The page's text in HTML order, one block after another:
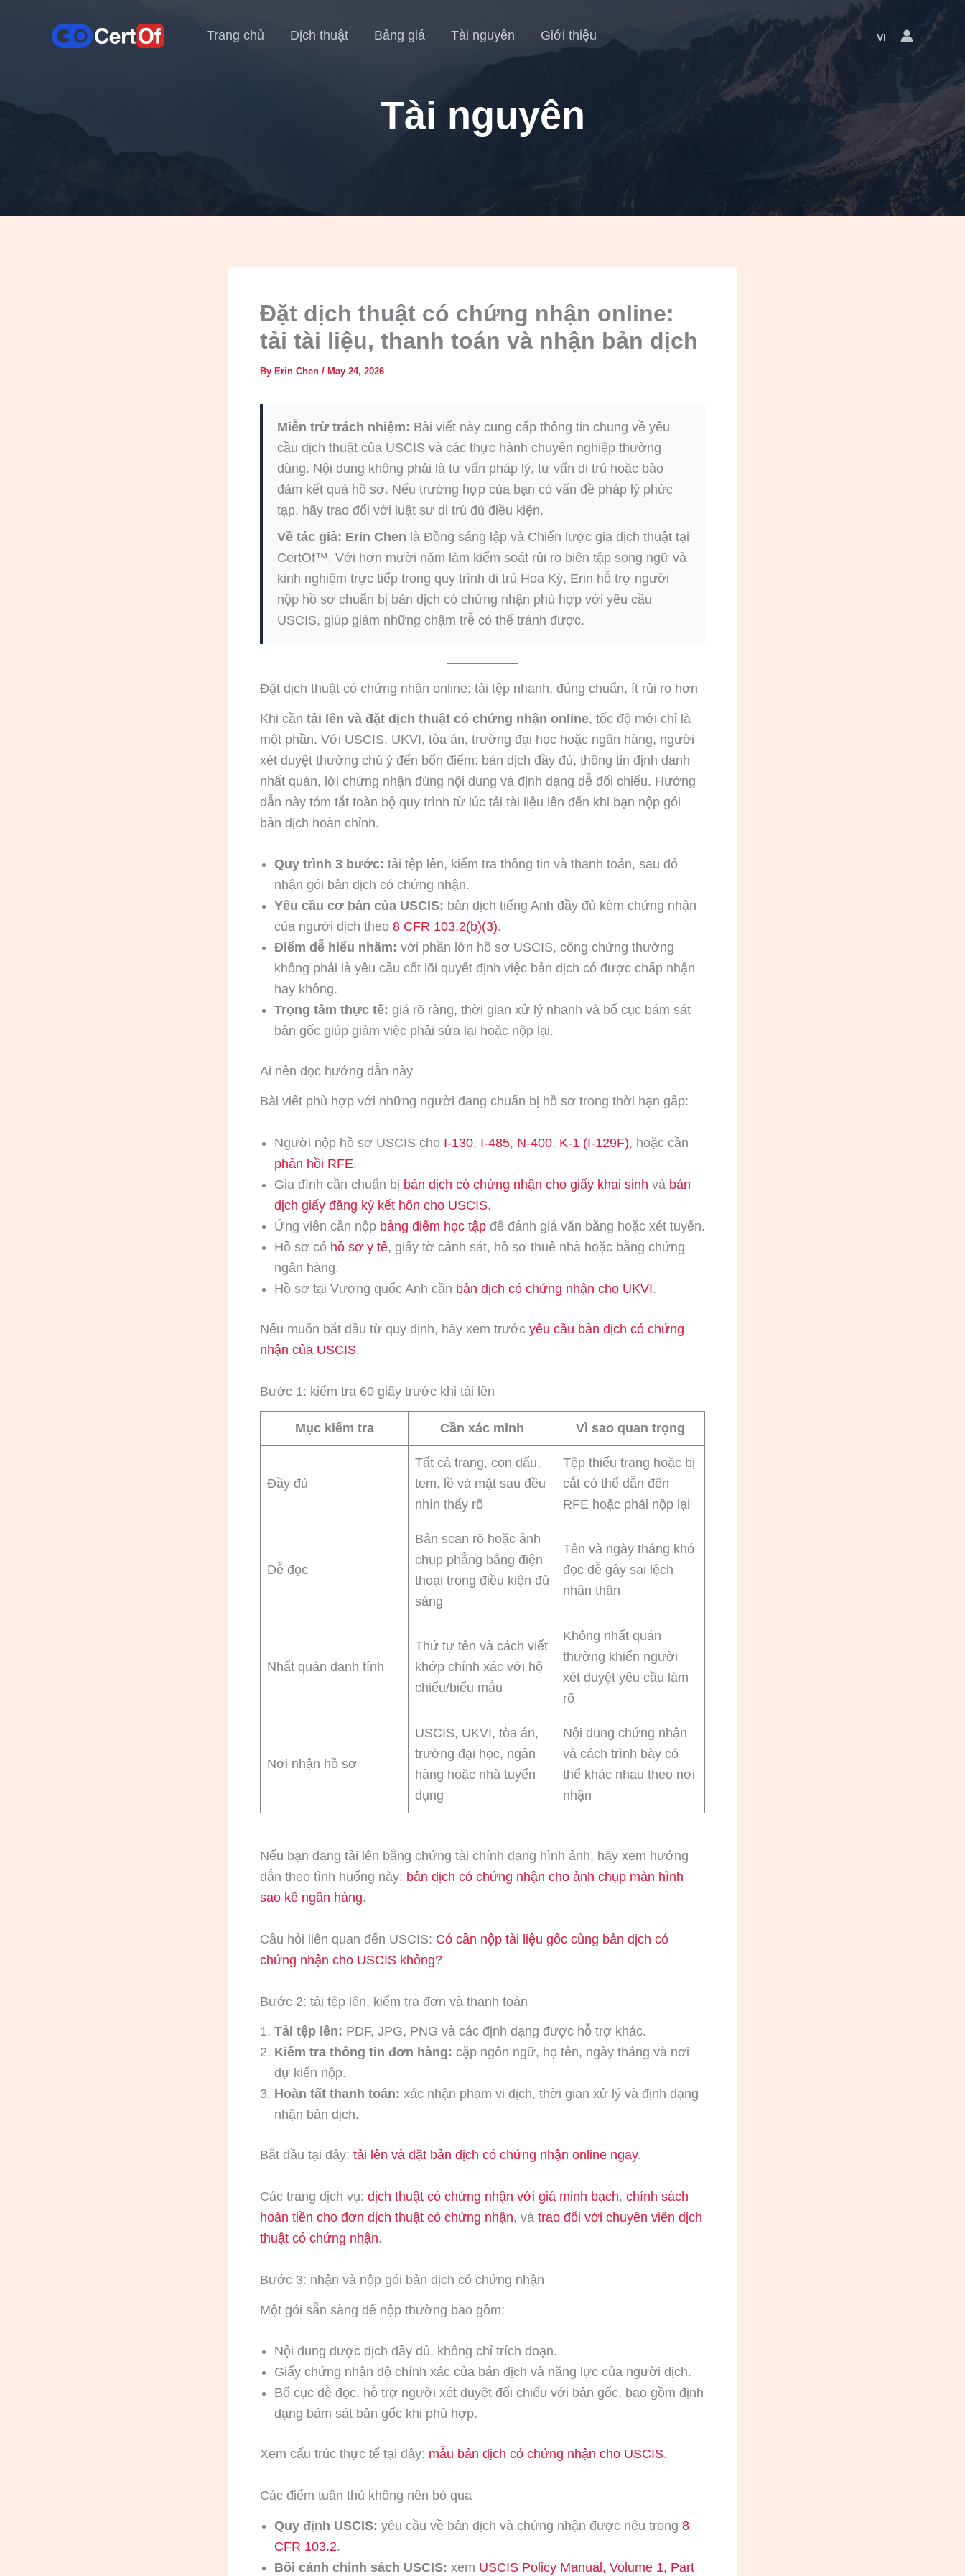
Trang chủ Dịch thuật Bảng giá Tài nguyên Giới thiệu VILanguage
Switcher
Tài nguyên
Đặt dịch thuật có chứng nhận online:
tải tài liệu, thanh toán và nhận bản dịch
By Erin Chen / May 24, 2026
Miễn trừ trách nhiệm: Bài viết này cung cấp thông tin chung về yêu
cầu dịch thuật của USCIS và các thực hành chuyên nghiệp thường
dùng. Nội dung không phải là tư vấn pháp lý, tư vấn di trú hoặc bảo
đảm kết quả hồ sơ. Nếu trường hợp của bạn có vấn đề pháp lý phức
tạp, hãy trao đổi với luật sư di trú đủ điều kiện.
Về tác giả: Erin Chen là Đồng sáng lập và Chiến lược gia dịch thuật tại
CertOf™. Với hơn mười năm làm kiểm soát rủi ro biên tập song ngữ và
kinh nghiệm trực tiếp trong quy trình di trú Hoa Kỳ, Erin hỗ trợ người
nộp hồ sơ chuẩn bị bản dịch có chứng nhận phù hợp với yêu cầu
USCIS, giúp giảm những chậm trễ có thể tránh được.
Đặt dịch thuật có chứng nhận online: tải tệp nhanh, đúng chuẩn, ít rủi ro hơn
Khi cần tải lên và đặt dịch thuật có chứng nhận online, tốc độ mới chỉ là
một phần. Với USCIS, UKVI, tòa án, trường đại học hoặc ngân hàng, người
xét duyệt thường chú ý đến bốn điểm: bản dịch đầy đủ, thông tin định danh
nhất quán, lời chứng nhận đúng nội dung và định dạng dễ đối chiếu. Hướng
dẫn này tóm tắt toàn bộ quy trình từ lúc tải tài liệu lên đến khi bạn nộp gói
bản dịch hoàn chỉnh.
Quy trình 3 bước: tải tệp lên, kiểm tra thông tin và thanh toán, sau đó
nhận gói bản dịch có chứng nhận.
Yêu cầu cơ bản của USCIS: bản dịch tiếng Anh đầy đủ kèm chứng nhận
của người dịch theo 8 CFR 103.2(b)(3).
Điểm dễ hiểu nhầm: với phần lớn hồ sơ USCIS, công chứng thường
không phải là yêu cầu cốt lõi quyết định việc bản dịch có được chấp nhận
hay không.
Trọng tâm thực tế: giá rõ ràng, thời gian xử lý nhanh và bố cục bám sát
bản gốc giúp giảm việc phải sửa lại hoặc nộp lại.
Ai nên đọc hướng dẫn này
Bài viết phù hợp với những người đang chuẩn bị hồ sơ trong thời hạn gấp:
Người nộp hồ sơ USCIS cho I-130, I-485, N-400, K-1 (I-129F), hoặc cần
phản hồi RFE.
Gia đình cần chuẩn bị bản dịch có chứng nhận cho giấy khai sinh và bản
dịch giấy đăng ký kết hôn cho USCIS.
Ứng viên cần nộp bảng điểm học tập để đánh giá văn bằng hoặc xét tuyển.
Hồ sơ có hồ sơ y tế, giấy tờ cảnh sát, hồ sơ thuê nhà hoặc bằng chứng
ngân hàng.
Hồ sơ tại Vương quốc Anh cần bản dịch có chứng nhận cho UKVI.
Nếu muốn bắt đầu từ quy định, hãy xem trước yêu cầu bản dịch có chứng
nhận của USCIS.
Bước 1: kiểm tra 60 giây trước khi tải lên
Mục kiểm tra Cần xác minh Vì sao quan trọng
Đầy đủ
Tất cả trang, con dấu,
tem, lề và mặt sau đều
nhìn thấy rõ
Tệp thiếu trang hoặc bị
cắt có thể dẫn đến
RFE hoặc phải nộp lại
Dễ đọc
Bản scan rõ hoặc ảnh
chụp phẳng bằng điện
thoại trong điều kiện đủ
sáng
Tên và ngày tháng khó
đọc dễ gây sai lệch
nhân thân
Nhất quán danh tính
Thứ tự tên và cách viết
khớp chính xác với hộ
chiếu/biểu mẫu
Không nhất quán
thường khiến người
xét duyệt yêu cầu làm
rõ
Nơi nhận hồ sơ
USCIS, UKVI, tòa án,
trường đại học, ngân
hàng hoặc nhà tuyển
dụng
Nội dung chứng nhận
và cách trình bày có
thể khác nhau theo nơi
nhận
Nếu bạn đang tải lên bằng chứng tài chính dạng hình ảnh, hãy xem hướng
dẫn theo tình huống này: bản dịch có chứng nhận cho ảnh chụp màn hình
sao kê ngân hàng.
Câu hỏi liên quan đến USCIS: Có cần nộp tài liệu gốc cùng bản dịch có
chứng nhận cho USCIS không?
Bước 2: tải tệp lên, kiểm tra đơn và thanh toán
Tải tệp lên: PDF, JPG, PNG và các định dạng được hỗ trợ khác.
Kiểm tra thông tin đơn hàng: cặp ngôn ngữ, họ tên, ngày tháng và nơi
dự kiến nộp.
Hoàn tất thanh toán: xác nhận phạm vi dịch, thời gian xử lý và định dạng
nhận bản dịch.
Bắt đầu tại đây: tải lên và đặt bản dịch có chứng nhận online ngay.
Các trang dịch vụ: dịch thuật có chứng nhận với giá minh bạch, chính sách
hoàn tiền cho đơn dịch thuật có chứng nhận, và trao đổi với chuyên viên dịch
thuật có chứng nhận.
Bước 3: nhận và nộp gói bản dịch có chứng nhận
Một gói sẵn sàng để nộp thường bao gồm:
Nội dung được dịch đầy đủ, không chỉ trích đoạn.
Giấy chứng nhận độ chính xác của bản dịch và năng lực của người dịch.
Bố cục dễ đọc, hỗ trợ người xét duyệt đối chiếu với bản gốc, bao gồm định
dạng bám sát bản gốc khi phù hợp.
Xem cấu trúc thực tế tại đây: mẫu bản dịch có chứng nhận cho USCIS.
Các điểm tuân thủ không nên bỏ qua
Quy định USCIS: yêu cầu về bản dịch và chứng nhận được nêu trong 8
CFR 103.2.
Bối cảnh chính sách USCIS: xem USCIS Policy Manual, Volume 1, Part